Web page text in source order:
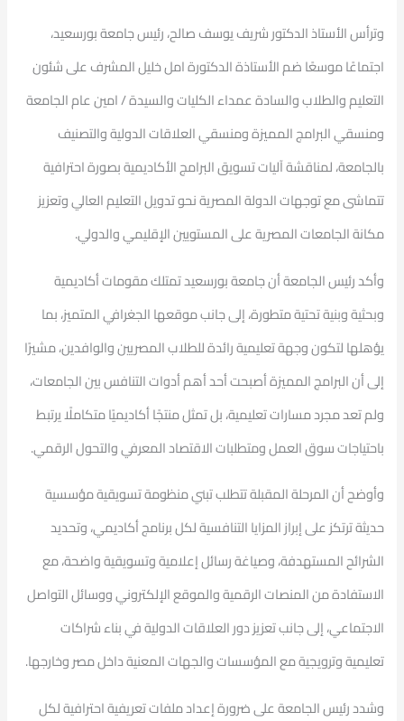
وترأس الأستاذ الدكتور شريف يوسف صالح، رئيس جامعة بورسعيد،
اجتماعًا موسعًا ضم الأستاذة الدكتورة امل خليل المشرف على شئون
التعليم والطلاب والسادة عمداء الكليات والسيدة / امين عام الجامعة
ومنسقي البرامج المميزة ومنسقي العلاقات الدولية والتصنيف
بالجامعة، لمناقشة آليات تسويق البرامج الأكاديمية بصورة احترافية
تتماشى مع توجهات الدولة المصرية نحو تدويل التعليم العالي وتعزيز
مكانة الجامعات المصرية على المستويين الإقليمي والدولي.
وأكد رئيس الجامعة أن جامعة بورسعيد تمتلك مقومات أكاديمية
وبحثية وبنية تحتية متطورة، إلى جانب موقعها الجغرافي المتميز، بما
يؤهلها لتكون وجهة تعليمية رائدة للطلاب المصريين والوافدين، مشيرًا
إلى أن البرامج المميزة أصبحت أحد أهم أدوات التنافس بين الجامعات،
ولم تعد مجرد مسارات تعليمية، بل تمثل منتجًا أكاديميًا متكاملًا يرتبط
باحتياجات سوق العمل ومتطلبات الاقتصاد المعرفي والتحول الرقمي.
وأوضح أن المرحلة المقبلة تتطلب تبني منظومة تسويقية مؤسسية
حديثة ترتكز على إبراز المزايا التنافسية لكل برنامج أكاديمي، وتحديد
الشرائح المستهدفة، وصياغة رسائل إعلامية وتسويقية واضحة، مع
الاستفادة من المنصات الرقمية والموقع الإلكتروني ووسائل التواصل
الاجتماعي، إلى جانب تعزيز دور العلاقات الدولية في بناء شراكات
تعليمية وترويجية مع المؤسسات والجهات المعنية داخل مصر وخارجها.
وشدد رئيس الجامعة على ضرورة إعداد ملفات تعريفية احترافية لكل